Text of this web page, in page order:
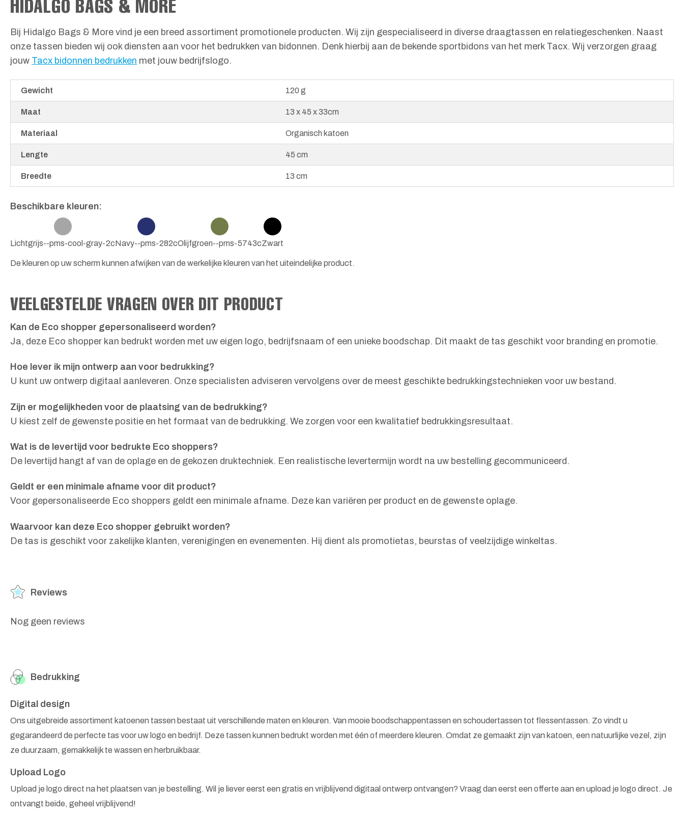
HIDALGO BAGS & MORE
Bij Hidalgo Bags & More vind je een breed assortiment promotionele producten. Wij zijn gespecialiseerd in diverse draagtassen en relatiegeschenken. Naast
onze tassen bieden wij ook diensten aan voor het bedrukken van bidonnen. Denk hierbij aan de bekende sportbidons van het merk Tacx. Wij verzorgen graag
jouw Tacx bidonnen bedrukken met jouw bedrijfslogo.
Gewicht 120 g
Maat 13 x 45 x 33cm
Materiaal Organisch katoen
Lengte 45 cm
Breedte 13 cm
Beschikbare kleuren:
Lichtgrijs--pms-cool-gray-2cNavy--pms-282cOlijfgroen--pms-5743cZwart
De kleuren op uw scherm kunnen afwijken van de werkelijke kleuren van het uiteindelijke product.
VEELGESTELDE VRAGEN OVER DIT PRODUCT
Kan de Eco shopper gepersonaliseerd worden?
Ja, deze Eco shopper kan bedrukt worden met uw eigen logo, bedrijfsnaam of een unieke boodschap. Dit maakt de tas geschikt voor branding en promotie.
Hoe lever ik mijn ontwerp aan voor bedrukking?
U kunt uw ontwerp digitaal aanleveren. Onze specialisten adviseren vervolgens over de meest geschikte bedrukkingstechnieken voor uw bestand.
Zijn er mogelijkheden voor de plaatsing van de bedrukking?
U kiest zelf de gewenste positie en het formaat van de bedrukking. We zorgen voor een kwalitatief bedrukkingsresultaat.
Wat is de levertijd voor bedrukte Eco shoppers?
De levertijd hangt af van de oplage en de gekozen druktechniek. Een realistische levertermijn wordt na uw bestelling gecommuniceerd.
Geldt er een minimale afname voor dit product?
Voor gepersonaliseerde Eco shoppers geldt een minimale afname. Deze kan variëren per product en de gewenste oplage.
Waarvoor kan deze Eco shopper gebruikt worden?
De tas is geschikt voor zakelijke klanten, verenigingen en evenementen. Hij dient als promotietas, beurstas of veelzijdige winkeltas.
Reviews
Nog geen reviews
Bedrukking
Digital design
Ons uitgebreide assortiment katoenen tassen bestaat uit verschillende maten en kleuren. Van mooie boodschappentassen en schoudertassen tot flessentassen. Zo vindt u
gegarandeerd de perfecte tas voor uw logo en bedrijf. Deze tassen kunnen bedrukt worden met één of meerdere kleuren. Omdat ze gemaakt zijn van katoen, een natuurlijke vezel, zijn
ze duurzaam, gemakkelijk te wassen en herbruikbaar.
Upload Logo
Upload je logo direct na het plaatsen van je bestelling. Wil je liever eerst een gratis en vrijblijvend digitaal ontwerp ontvangen? Vraag dan eerst een offerte aan en upload je logo direct. Je
ontvangt beide, geheel vrijblijvend!